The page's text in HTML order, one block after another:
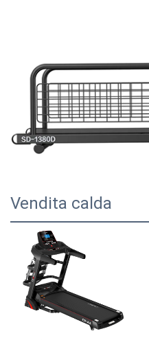
Vendita calda